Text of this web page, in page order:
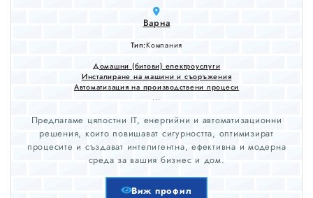
Варна
Тип:Компания
Домашни (битови) електроуслуги
Инсталиране на машини и съоръжения
Автоматизация на производствени процеси
...
Предлагаме цялостни IT, енергийни и автоматизационни
решения, които повишават сигурността, оптимизират
процесите и създават интелигентна, ефективна и модерна
среда за вашия бизнес и дом.
Виж профил